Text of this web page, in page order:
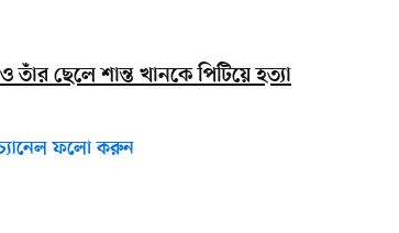
ছেলে শান্ত খানকে পিটিয়ে হত্যা
ফলো করুন